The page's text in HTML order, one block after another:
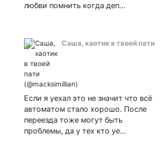
любви помнить когда деп…
Саша, хаотик в твоей пати
Если я уехал это не значит что всё
автоматом стало хорошо. После
переезда тоже могут быть
проблемы, да у тех кто уе…